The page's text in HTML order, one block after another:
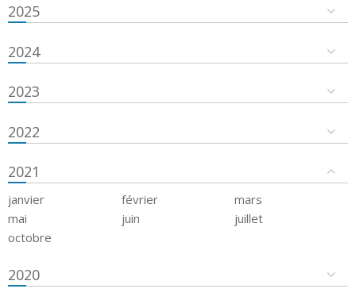
2025
2024
2023
2022
2021
janvier février
mars
mai
juin
juillet
octobre
2020